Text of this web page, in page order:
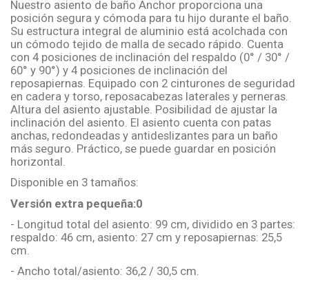
Nuestro asiento de baño Anchor proporciona una
posición segura y cómoda para tu hijo durante el baño.
Su estructura integral de aluminio está acolchada con
un cómodo tejido de malla de secado rápido. Cuenta
con 4 posiciones de inclinación del respaldo (0° / 30° /
60° y 90°) y 4 posiciones de inclinación del
reposapiernas. Equipado con 2 cinturones de seguridad
en cadera y torso, reposacabezas laterales y perneras.
Altura del asiento ajustable. Posibilidad de ajustar la
inclinación del asiento. El asiento cuenta con patas
anchas, redondeadas y antideslizantes para un baño
más seguro. Práctico, se puede guardar en posición
horizontal.
Disponible en 3 tamaños:
Versión extra pequeña:0
- Longitud total del asiento: 99 cm, dividido en 3 partes:
respaldo: 46 cm, asiento: 27 cm y reposapiernas: 25,5
cm.
- Ancho total/asiento: 36,2 / 30,5 cm.